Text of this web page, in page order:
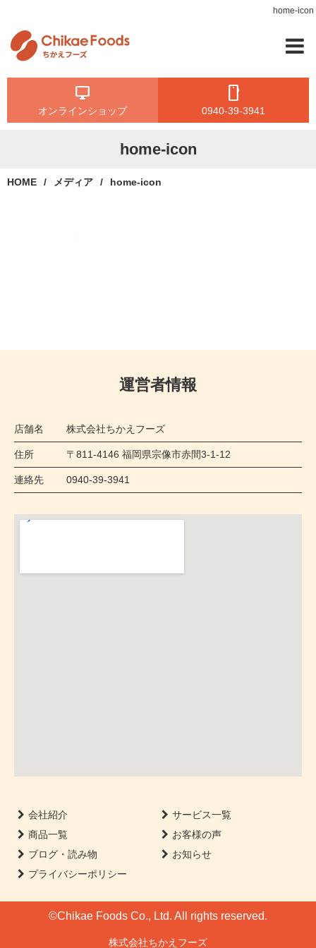
home-icon
オンラインショップ 0940-39-3941
home-icon
HOME メディア home-icon
運営者情報
店舗名 株式会社ちかえフーズ
住所 〒811-4146 福岡県宗像市赤間3-1-12
連絡先 0940-39-3941
会社紹介
サービス一覧
商品一覧
お客様の声
ブログ・読み物
お知らせ
プライバシーポリシー
©Chikae Foods Co., Ltd. All rights reserved.
株式会社ちかえフーズ